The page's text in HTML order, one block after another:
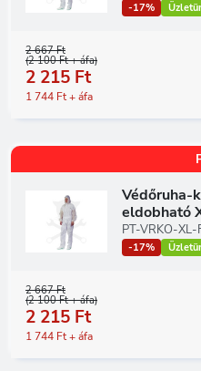
-17%
2 667 Ft
(2 100 Ft + áfa)
2 215 Ft
1 744 Ft + áfa
Védőruha-
eldobható
PT-VRKO-XL-
-17%
2 667 Ft
(2 100 Ft + áfa)
2 215 Ft
1 744 Ft + áfa